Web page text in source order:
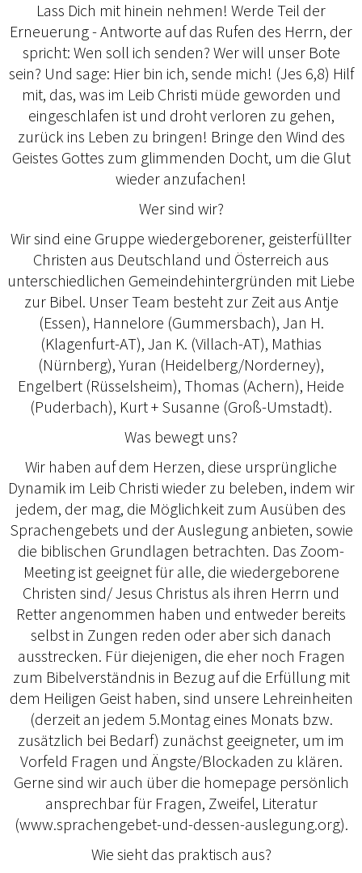
Lass Dich mit hinein nehmen! Werde Teil der
Erneuerung - Antworte auf das Rufen des Herrn, der
spricht: Wen soll ich senden? Wer will unser Bote
sein? Und sage: Hier bin ich, sende mich! (Jes 6,8) Hilf
mit, das, was im Leib Christi müde geworden und
eingeschlafen ist und droht verloren zu gehen,
zurück ins Leben zu bringen! Bringe den Wind des
Geistes Gottes zum glimmenden Docht, um die Glut
wieder anzufachen!
Wer sind wir?
Wir sind eine Gruppe wiedergeborener, geisterfüllter
Christen aus Deutschland und Österreich aus
unterschiedlichen Gemeindehintergründen mit Liebe
zur Bibel. Unser Team besteht zur Zeit aus Antje
(Essen), Hannelore (Gummersbach), Jan H.
(Klagenfurt-AT), Jan K. (Villach-AT), Mathias
(Nürnberg), Yuran (Heidelberg/Norderney),
Engelbert (Rüsselsheim), Thomas (Achern), Heide
(Puderbach), Kurt + Susanne (Groß-Umstadt).
Was bewegt uns?
Wir haben auf dem Herzen, diese ursprüngliche
Dynamik im Leib Christi wieder zu beleben, indem wir
jedem, der mag, die Möglichkeit zum Ausüben des
Sprachengebets und der Auslegung anbieten, sowie
die biblischen Grundlagen betrachten. Das Zoom-
Meeting ist geeignet für alle, die wiedergeborene
Christen sind/ Jesus Christus als ihren Herrn und
Retter angenommen haben und entweder bereits
selbst in Zungen reden oder aber sich danach
ausstrecken. Für diejenigen, die eher noch Fragen
zum Bibelverständnis in Bezug auf die Erfüllung mit
dem Heiligen Geist haben, sind unsere Lehreinheiten
(derzeit an jedem 5.Montag eines Monats bzw.
zusätzlich bei Bedarf) zunächst geeigneter, um im
Vorfeld Fragen und Ängste/Blockaden zu klären.
Gerne sind wir auch über die homepage persönlich
ansprechbar für Fragen, Zweifel, Literatur
(www.sprachengebet-und-dessen-auslegung.org).
Wie sieht das praktisch aus?